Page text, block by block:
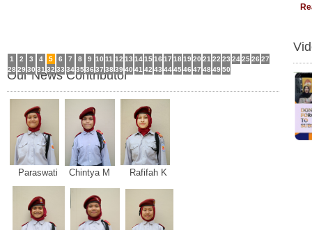
1 2 3 4 5 6 7 8 9 10 11 12 13 141516 17 18 19 20 21 22 23 242526 27
28 29 30 31 32 33 343536 37 38 39 40 41 42 43 444546 47 48 49 50
Our News Contributor
Paraswati Chintya M Rafifah K